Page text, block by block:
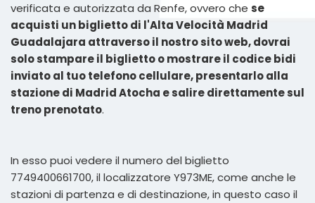
verificata e autorizzata da Renfe, ovvero che se
acquisti un biglietto di l'Alta Velocità Madrid
Guadalajara attraverso il nostro sito web, dovrai
solo stampare il biglietto o mostrare il codice bidi
inviato al tuo telefono cellulare, presentarlo alla
stazione di Madrid Atocha e salire direttamente sul
treno prenotato.
In esso puoi vedere il numero del biglietto
7749400661700, il localizzatore Y973ME, come anche le
stazioni di partenza e di destinazione, in questo caso il